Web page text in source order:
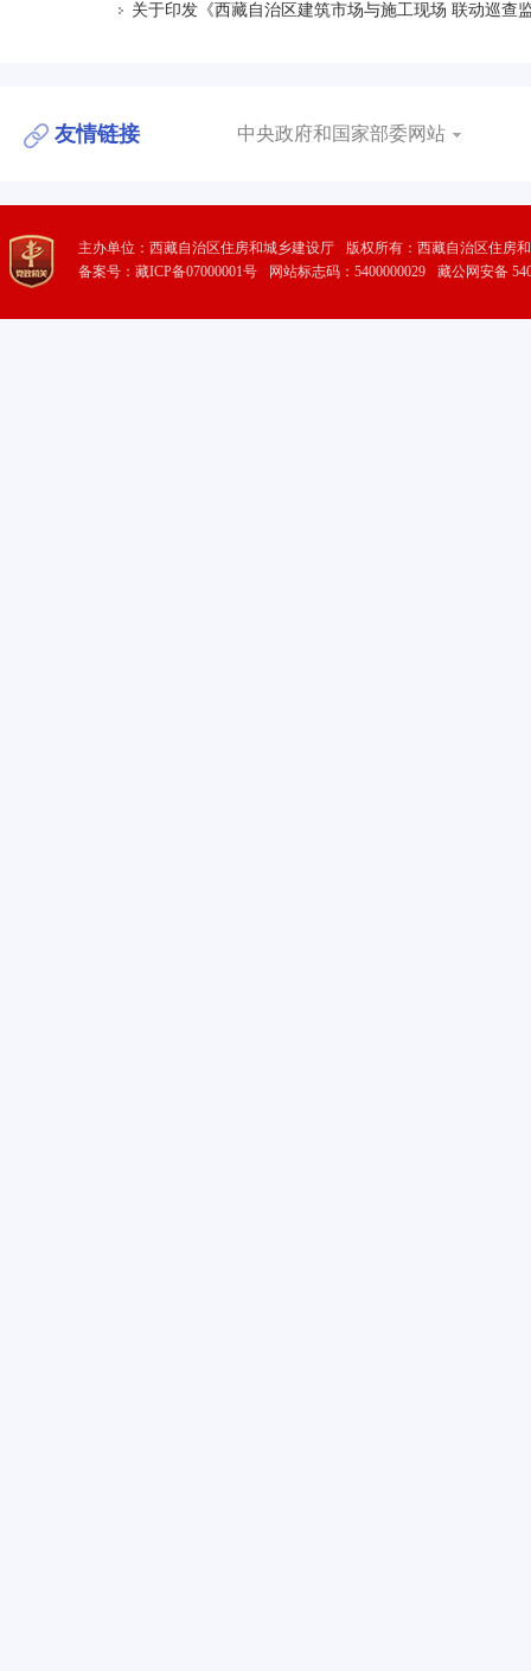
关于印发《西藏自治区建筑市场与施工现场 联动巡查
友情链接 中央政府和国家部委网站
主办单位：西藏自治区住房和城乡建设厅
版权所有：西藏自治区住房
备案号：藏ICP备07000001号
网站标志码：5400000029 藏公网安备